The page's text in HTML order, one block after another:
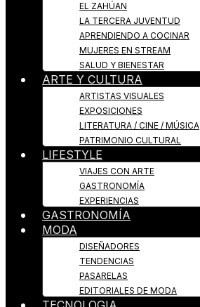
EL ZAHÚAN
LA TERCERA JUVENTUD
APRENDIENDO A COCINAR
MUJERES EN STREAM
SALUD Y BIENESTAR
ARTE Y CULTURA
ARTISTAS VISUALES
EXPOSICIONES
LITERATURA / CINE / MÚSICA
PATRIMONIO CULTURAL
LIFESTYLE
VIAJES CON ARTE
GASTRONOMÍA
EXPERIENCIAS
GASTRONOMÍA
MODA
DISEÑADORES
TENDENCIAS
PASARELAS
EDITORIALES DE MODA